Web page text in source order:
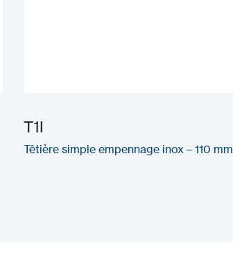
T1I
Têtière simple empennage inox – 110 mm